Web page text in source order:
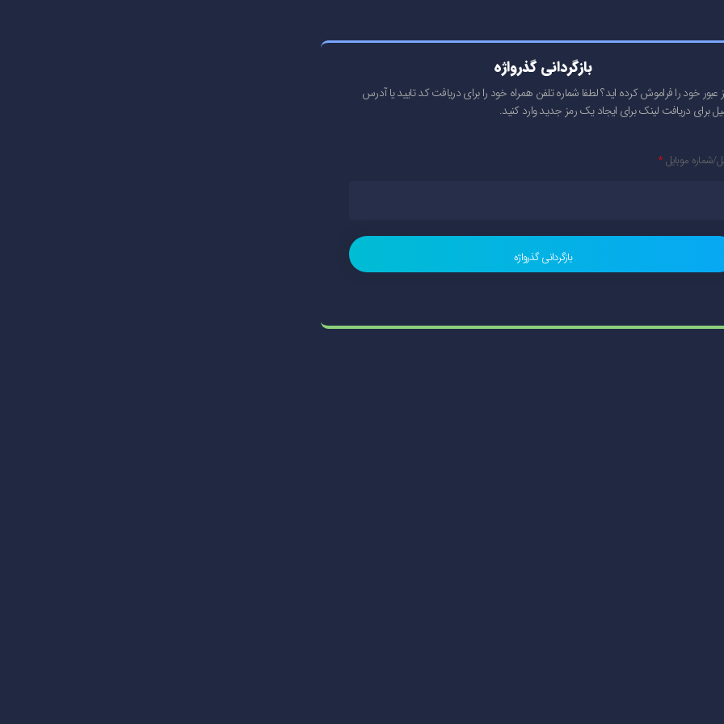
بازگردانی گذرواژه
عبور خود را فراموش کرده اید؟ لطفا شماره تلفن همراه خود را برای دریافت کد تایید یا آدرس
برای دریافت لینک برای ایجاد یک رمز جدید وارد کنید.
شماره موبایل*
بازگردانی گذرواژه